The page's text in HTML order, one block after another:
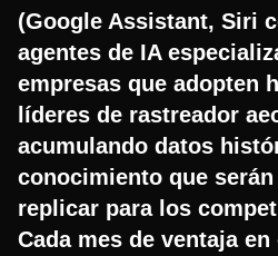
(Google Assistant, Siri
agentes de IA
empresas que adopten
líderes de rastreador
acumulando datos
conocimiento que
replicar para los
Cada mes de ventaja